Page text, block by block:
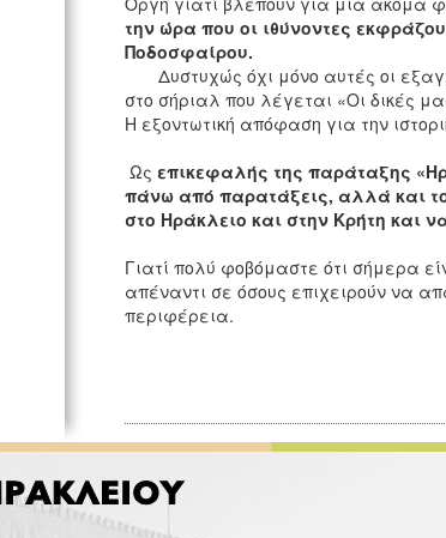
την ώρα που οι ιθύνοντες
Ποδοσφαίρου.
Δυστυχώς όχι μόνο αυτές οι
στο σήριαλ που λέγεται «Οι δικές
Η εξοντωτική απόφαση για την
Ως επικεφαλής της παράταξης
πάνω από παρατάξεις, αλλά και
στο Ηράκλειο και στην Κρήτη και
Γιατί πολύ φοβόμαστε ότι σήμερα
απέναντι σε όσους επιχειρούν να
περιφέρεια.